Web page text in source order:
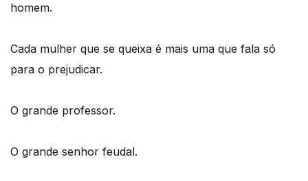
homem.
Cada mulher que se queixa é mais uma que fala só
para o prejudicar.
O grande professor.
O grande senhor feudal.